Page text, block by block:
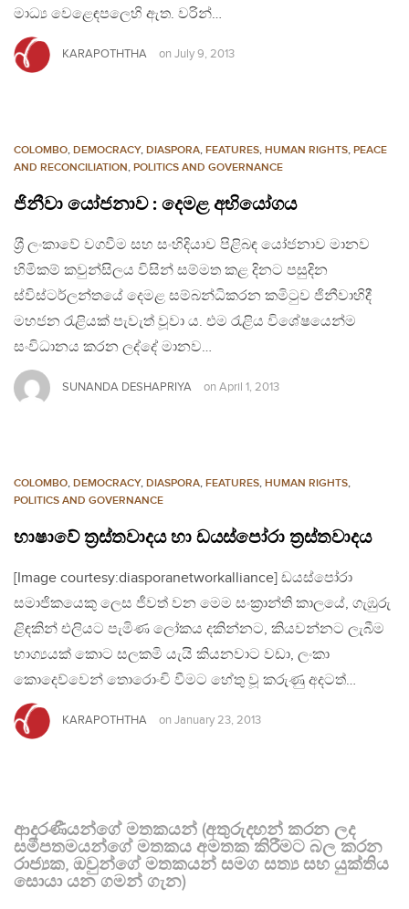
මාධ්‍ය වෙළෙඳපලෙහි ඇත. වරින්…
KARAPOTHTHA on July 9, 2013
COLOMBO, DEMOCRACY, DIASPORA, FEATURES, HUMAN RIGHTS, PEACE
AND RECONCILIATION, POLITICS AND GOVERNANCE
ජිනීවා යෝජනාව : දෙමළ අභියෝගය
ශ‍්‍රී ලංකාවේ වගවීම සහ සංහිදියාව පිළිබඳ යෝජනාව මානව
හිමිකම් කවුන්සිලය විසින් සම්මත කළ දිනට පසුදින
ස්විස්ටර්ලන්තයේ දෙමළ සම්බන්ධිකරන කමිටුව ජිනීවාහිදී
මහජන රැළියක් පැවැත් වූවා ය. එම රැළිය විශේෂයෙන්ම
සංවිධානය කරන ලද්දේ මානව…
SUNANDA DESHAPRIYA on April 1, 2013
COLOMBO, DEMOCRACY, DIASPORA, FEATURES, HUMAN RIGHTS,
POLITICS AND GOVERNANCE
භාෂාවේ ත්‍රස්තවාදය හා ඩයස්පෝරා ත්‍රස්තවාදය
[Image courtesy:diasporanetworkalliance] ඩයස්පෝරා
සමාජිකයෙකු ලෙස ජීවත් වන මෙම සංක්‍රාන්ති කාලයේ, ගැඹුරු
ළිඳකින් එලියට පැමිණ ලෝකය දකින්නට, කියවන්නට ලැබීම
භාග්‍යයක් කොට සලකමි යැයි කියනවාට වඩා, ලංකා
කොදෙව්වෙන් තොරොංචි වීමට හේතු වූ කරුණු අදටත්…
KARAPOTHTHA on January 23, 2013
ආදරණීයන්ගේ මතකයන් (අතුරුදහන් කරන ලද
සමීපතමයන්ගේ මතකය අමතක කිරීමට බල කරන
රාජ්‍යක, ඔවුන්ගේ මතකයන් සමග සත්‍ය සහ යුක්තිය
සොයා යන ගමන් ගැන)